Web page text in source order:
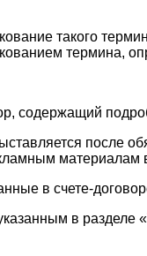
такого
термина,
содержащий
после
материалам
в счете-
в разделе